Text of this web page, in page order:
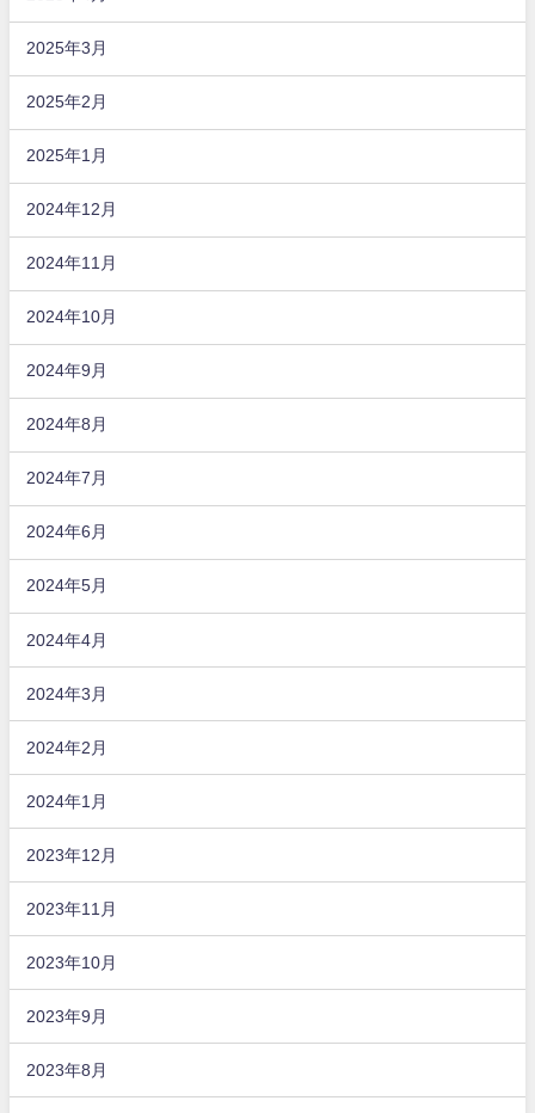
2025年3月
2025年2月
2025年1月
2024年12月
2024年11月
2024年10月
2024年9月
2024年8月
2024年7月
2024年6月
2024年5月
2024年4月
2024年3月
2024年2月
2024年1月
2023年12月
2023年11月
2023年10月
2023年9月
2023年8月